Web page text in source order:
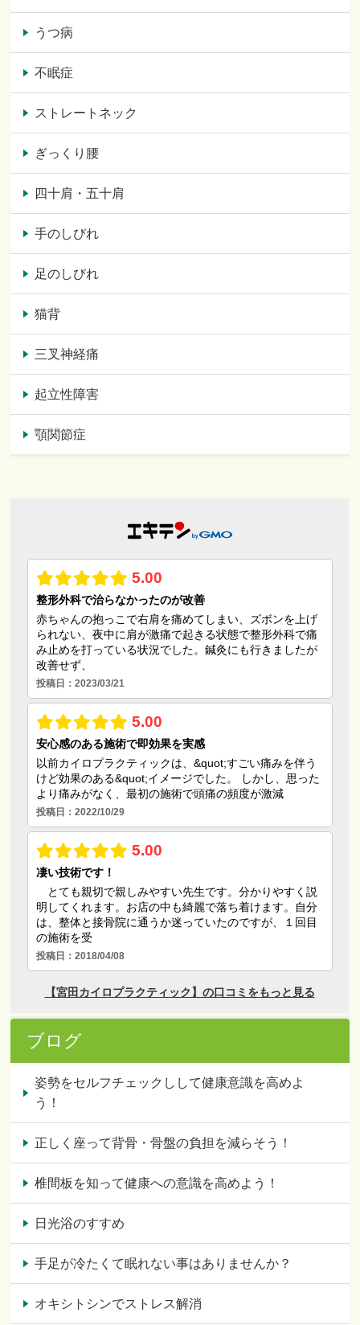
うつ病
不眠症
ストレートネック
ぎっくり腰
四十肩・五十肩
手のしびれ
足のしびれ
猫背
三叉神経痛
起立性障害
顎関節症
ブログ
姿勢をセルフチェックしして健康意識を高めよ
う！
正しく座って背骨・骨盤の負担を減らそう！
椎間板を知って健康への意識を高めよう！
日光浴のすすめ
手足が冷たくて眠れない事はありませんか？
オキシトシンでストレス解消